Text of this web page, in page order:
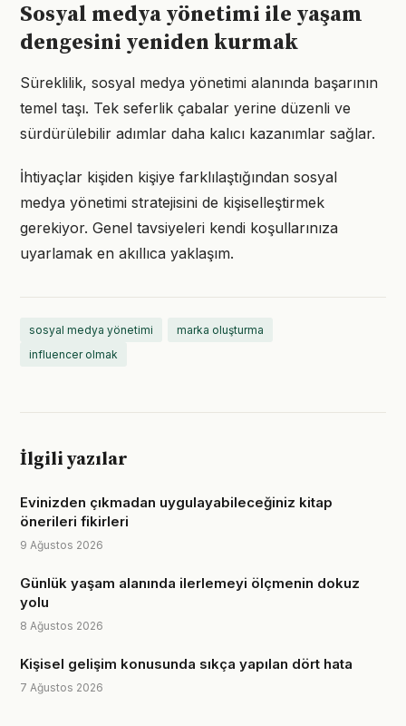
Sosyal medya yönetimi ile yaşam
dengesini yeniden kurmak
Süreklilik, sosyal medya yönetimi alanında başarının
temel taşı. Tek seferlik çabalar yerine düzenli ve
sürdürülebilir adımlar daha kalıcı kazanımlar sağlar.
İhtiyaçlar kişiden kişiye farklılaştığından sosyal
medya yönetimi stratejisini de kişiselleştirmek
gerekiyor. Genel tavsiyeleri kendi koşullarınıza
uyarlamak en akıllıca yaklaşım.
sosyal medya yönetimi
marka oluşturma
influencer olmak
İlgili yazılar
Evinizden çıkmadan uygulayabileceğiniz kitap
önerileri fikirleri
9 Ağustos 2026
Günlük yaşam alanında ilerlemeyi ölçmenin dokuz
yolu
8 Ağustos 2026
Kişisel gelişim konusunda sıkça yapılan dört hata
7 Ağustos 2026